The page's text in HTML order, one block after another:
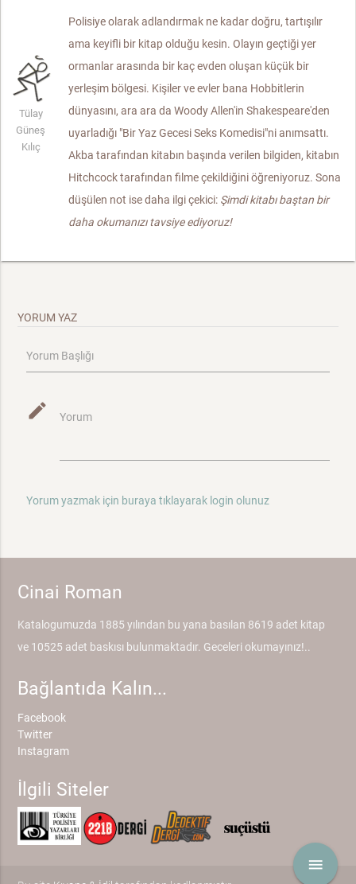
menu
Tülay
Güneş
Kılıç
Polisiye olarak adlandırmak ne kadar doğru, tartışılır
ama keyifli bir kitap olduğu kesin. Olayın geçtiği yer
ormanlar arasında bir kaç evden oluşan küçük bir
yerleşim bölgesi. Kişiler ve evler bana Hobbitlerin
dünyasını, ara ara da Woody Allen'in Shakespeare'den
uyarladığı "Bir Yaz Gecesi Seks Komedisi"ni anımsattı.
Akba tarafından kitabın başında verilen bilgiden, kitabın
Hitchcock tarafından filme çekildiğini öğreniyoruz. Sona
düşülen not ise daha ilgi çekici: Şimdi kitabı baştan bir
daha okumanızı tavsiye ediyoruz!
YORUM YAZ
Yorum Başlığı
mode_edit Yorum
Yorum yazmak için buraya tıklayarak login olunuz
Cinai Roman
Katalogumuzda 1885 yılından bu yana basılan 8619 adet kitap
ve 10525 adet baskısı bulunmaktadır. Geceleri okumayınız!..
Bağlantıda Kalın...
Facebook
Twitter
Instagram
İlgili Siteler